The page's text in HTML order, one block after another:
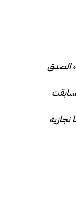
الصدق
نجازيه